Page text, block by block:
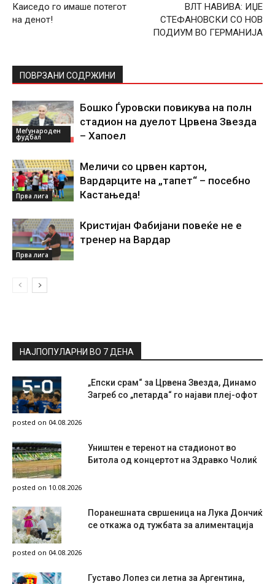
Каиседо го имаше потегот
на денот!
ВЛТ НАВИВА: ИЏЕ
СТЕФАНОВСКИ СО НОВ
ПОДИУМ ВО ГЕРМАНИЈА
ПОВРЗАНИ СОДРЖИНИ
Меѓународен
фудбал
Бошко Ѓуровски повикува на полн
стадион на дуелот Црвена Звезда
– Хапоел
Прва лига
Меличи со црвен картон,
Вардарците на „тапет“ – посебно
Кастањеда!
Прва лига
Кристијан Фабијани повеќе не е
тренер на Вардар
НАЈПОПУЛАРНИ ВО 7 ДЕНА
„Епски срам“ за Црвена Звезда, Динамо
Загреб со „петарда“ го најави плеј-офот
posted on 04.08.2026
Уништен е теренот на стадионот во
Битола од концертот на Здравко Чолиќ
posted on 10.08.2026
Поранешната свршеница на Лука Дончиќ
се откажа од тужбата за алиментација
posted on 04.08.2026
Густаво Лопез си летна за Аргентина,